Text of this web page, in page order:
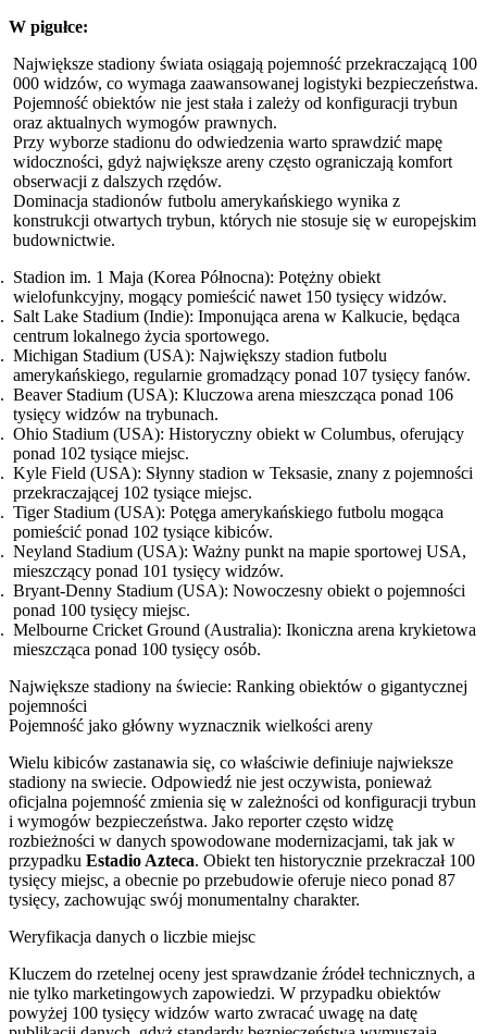
W pigułce:
Największe stadiony świata osiągają pojemność przekraczającą 100
000 widzów, co wymaga zaawansowanej logistyki bezpieczeństwa.
Pojemność obiektów nie jest stała i zależy od konfiguracji trybun
oraz aktualnych wymogów prawnych.
Przy wyborze stadionu do odwiedzenia warto sprawdzić mapę
widoczności, gdyż największe areny często ograniczają komfort
obserwacji z dalszych rzędów.
Dominacja stadionów futbolu amerykańskiego wynika z
konstrukcji otwartych trybun, których nie stosuje się w europejskim
budownictwie.
Stadion im. 1 Maja (Korea Północna): Potężny obiekt
wielofunkcyjny, mogący pomieścić nawet 150 tysięcy widzów.
Salt Lake Stadium (Indie): Imponująca arena w Kalkucie, będąca
centrum lokalnego życia sportowego.
Michigan Stadium (USA): Największy stadion futbolu
amerykańskiego, regularnie gromadzący ponad 107 tysięcy fanów.
Beaver Stadium (USA): Kluczowa arena mieszcząca ponad 106
tysięcy widzów na trybunach.
Ohio Stadium (USA): Historyczny obiekt w Columbus, oferujący
ponad 102 tysiące miejsc.
Kyle Field (USA): Słynny stadion w Teksasie, znany z pojemności
przekraczającej 102 tysiące miejsc.
Tiger Stadium (USA): Potęga amerykańskiego futbolu mogąca
pomieścić ponad 102 tysiące kibiców.
Neyland Stadium (USA): Ważny punkt na mapie sportowej USA,
mieszczący ponad 101 tysięcy widzów.
Bryant-Denny Stadium (USA): Nowoczesny obiekt o pojemności
ponad 100 tysięcy miejsc.
Melbourne Cricket Ground (Australia): Ikoniczna arena krykietowa
mieszcząca ponad 100 tysięcy osób.
Największe stadiony na świecie: Ranking obiektów o gigantycznej
pojemności
Pojemność jako główny wyznacznik wielkości areny
Wielu kibiców zastanawia się, co właściwie definiuje najwieksze
stadiony na swiecie. Odpowiedź nie jest oczywista, ponieważ
oficjalna pojemność zmienia się w zależności od konfiguracji trybun
i wymogów bezpieczeństwa. Jako reporter często widzę
rozbieżności w danych spowodowane modernizacjami, tak jak w
przypadku Estadio Azteca. Obiekt ten historycznie przekraczał 100
tysięcy miejsc, a obecnie po przebudowie oferuje nieco ponad 87
tysięcy, zachowując swój monumentalny charakter.
Weryfikacja danych o liczbie miejsc
Kluczem do rzetelnej oceny jest sprawdzanie źródeł technicznych, a
nie tylko marketingowych zapowiedzi. W przypadku obiektów
powyżej 100 tysięcy widzów warto zwracać uwagę na datę